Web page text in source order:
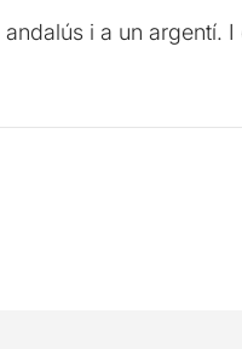
i a un argentí.